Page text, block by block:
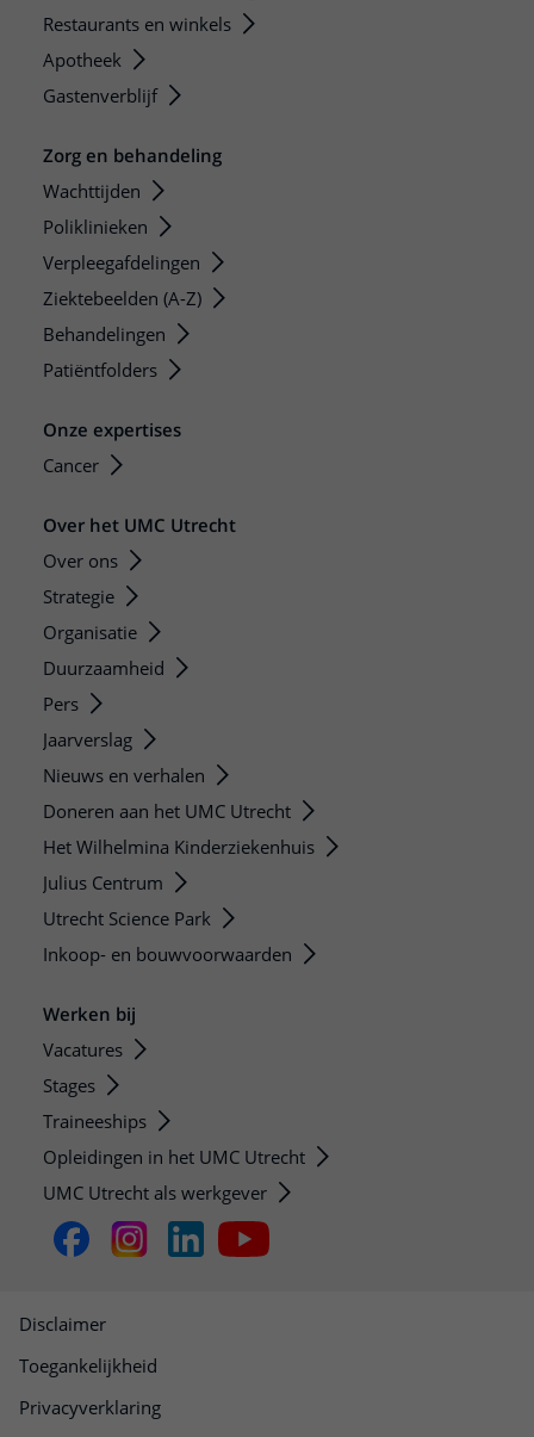
Restaurants en winkels
Apotheek
Gastenverblijf
Zorg en behandeling
Wachttijden
Poliklinieken
Verpleegafdelingen
Ziektebeelden (A-Z)
Behandelingen
Patiëntfolders
Onze expertises
Cancer
Over het UMC Utrecht
Over ons
Strategie
Organisatie
Duurzaamheid
Pers
Jaarverslag
Nieuws en verhalen
Doneren aan het UMC Utrecht
Het Wilhelmina Kinderziekenhuis
Julius Centrum
Utrecht Science Park
Inkoop- en bouwvoorwaarden
Werken bij
Vacatures
Stages
Traineeships
Opleidingen in het UMC Utrecht
UMC Utrecht als werkgever
Disclaimer
Toegankelijkheid
Privacyverklaring